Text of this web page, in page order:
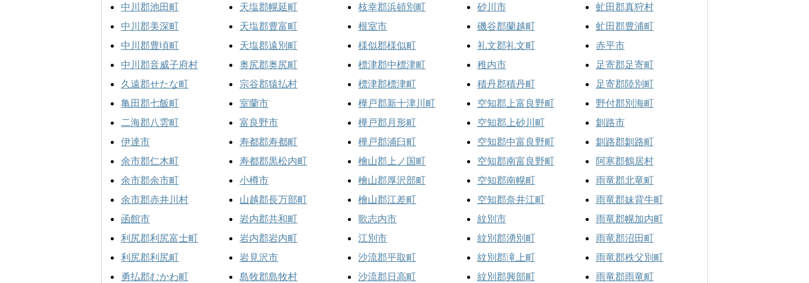
中川郡池田町
中川郡美深町
中川郡豊頃町
中川郡音威子府村
久遠郡せたな町
亀田郡七飯町
二海郡八雲町
伊達市
余市郡仁木町
余市郡余市町
余市郡赤井川村
函館市
利尻郡利尻富士町
利尻郡利尻町
勇払郡むかわ町
天塩郡幌延町
天塩郡豊富町
天塩郡遠別町
奥尻郡奥尻町
宗谷郡猿払村
室蘭市
富良野市
寿都郡寿都町
寿都郡黒松内町
小樽市
山越郡長万部町
岩内郡共和町
岩内郡岩内町
岩見沢市
島牧郡島牧村
枝幸郡浜頓別町
根室市
様似郡様似町
標津郡中標津町
標津郡標津町
樺戸郡新十津川町
樺戸郡月形町
樺戸郡浦臼町
檜山郡上ノ国町
檜山郡厚沢部町
檜山郡江差町
歌志内市
江別市
沙流郡平取町
沙流郡日高町
砂川市
磯谷郡蘭越町
礼文郡礼文町
稚内市
積丹郡積丹町
空知郡上富良野町
空知郡上砂川町
空知郡中富良野町
空知郡南富良野町
空知郡南幌町
空知郡奈井江町
紋別市
紋別郡湧別町
紋別郡滝上町
紋別郡興部町
虻田郡真狩村
虻田郡豊浦町
赤平市
足寄郡足寄町
足寄郡陸別町
野付郡別海町
釧路市
釧路郡釧路町
阿寒郡鶴居村
雨竜郡北竜町
雨竜郡妹背牛町
雨竜郡幌加内町
雨竜郡沼田町
雨竜郡秩父別町
雨竜郡雨竜町